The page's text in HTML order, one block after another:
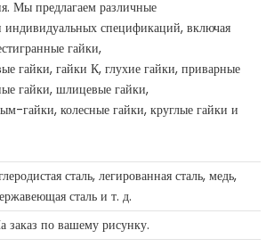
Мы предлагаем различные
индивидуальных спецификаций, включая
гайки,
гайки, гайки К, глухие гайки, приварные
гайки, шлицевые гайки,
гайки, колесные гайки, круглые гайки и
сталь, легированная сталь, медь,
сталь и т. д.
заказ по вашему рисунку.